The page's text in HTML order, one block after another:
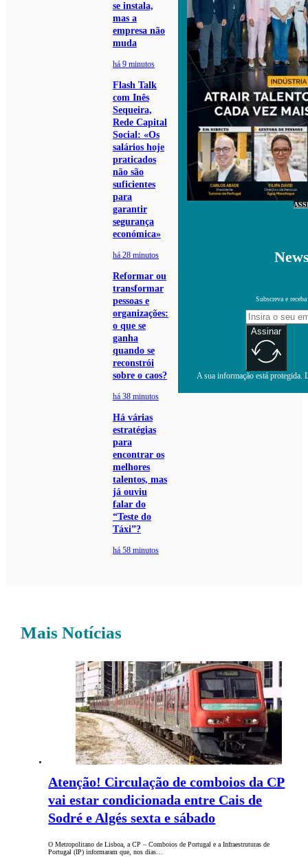
se instala,
mas a
empresa não
muda
há 9 minutos
Flash Talk
com Inês
Sequeira,
Rede Capital
Social: «Os
salários hoje
praticados
não são
suficientes
para
garantir
segurança
económica»
há 28 minutos
Reformar ou
transformar
pessoas e
organizações:
o que se
ganha
quando se
reconstrói
sobre o caos?
há 38 minutos
Há várias
estratégias
para
encontrar os
melhores
talentos, mas
já ouviu
falar do
“Teste do
Táxi”?
há 58 minutos
Subscreva e
Assinar
A sua informação está protegida.
Mais Notícias
Atenção! Circulação de comboios da CP
vai estar condicionada entre Cais de
Sodré e Algés sexta e sábado
O Metropolitano de Lisboa, a CP – Comboios de Portugal e a Infraestruturas de
Portugal (IP) informaram que, nos dias…